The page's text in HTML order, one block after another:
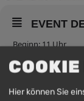
EVENT
Beginn: 11 Uhr
UHRZEIT
Hier können Sie